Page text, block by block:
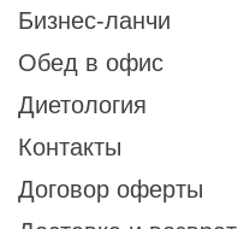
Бизнес-ланчи
Обед в офис
Диетология
Контакты
Договор оферты